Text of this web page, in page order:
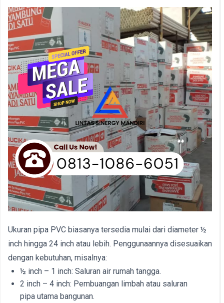
Ukuran pipa PVC biasanya tersedia mulai dari diameter ½
inch hingga 24 inch atau lebih. Penggunaannya disesuaikan
dengan kebutuhan, misalnya:
½ inch – 1 inch: Saluran air rumah tangga.
2 inch – 4 inch: Pembuangan limbah atau saluran
pipa utama bangunan.